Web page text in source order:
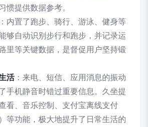
惯提供数据参考。
：内置了跑步、骑行、游泳、健身等
够自动识别步行和跑步，并记录运
里等关键数据，是督促用户坚持锻
活：来电、短信、应用消息的振动
手机静音时错过重要信息。久坐提
看、音乐控制、支付宝离线支付
等功能，极大地提升了日常生活的